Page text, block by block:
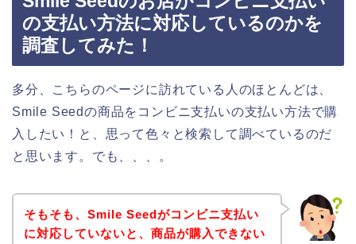
の支払い方法に対応しているのかを
調査してみた！
多分、こちらのページに訪れている人のほとんどは、
Smile Seedの商品をコンビニ支払いの支払い方法で購
入したい！と、思って色々と検索して調べているのだ
と思います。でも、、、。
そもそも、Smile Seedがコンビニ支払い
に対応していないと、商品が購入できない